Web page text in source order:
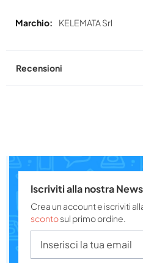
Maggiori
KELEMATA Srl
Recensioni
Iscriviti alla nostra
Crea un account e iscriviti
scontosul primo ordine.